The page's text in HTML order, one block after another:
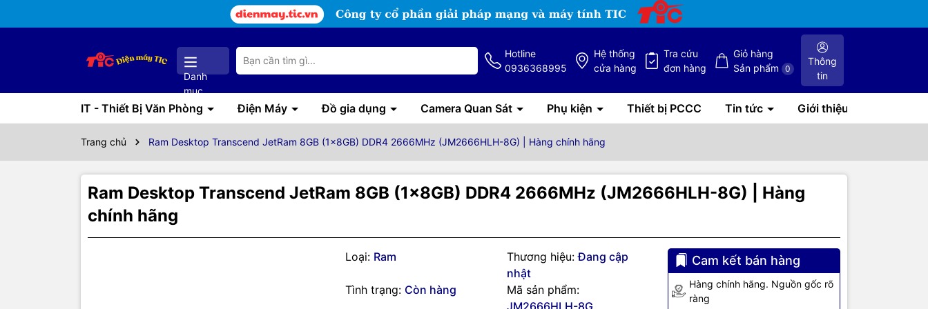
Danh
mục
Hotline
0936368995
Hệ thống
cửa hàng
Tra cứu
đơn hàng
Giỏ hàng
Sản phẩm
0
Thông
tin
IT - Thiết Bị Văn Phòng Điện Máy Đồ gia dụng Camera Quan Sát Phụ kiện Thiết bị PCCC Tin tức Giới thiệu
Trang chủ Ram Desktop Transcend JetRam 8GB (1x8GB) DDR4 2666MHz (JM2666HLH-8G) | Hàng chính hãng
Ram Desktop Transcend JetRam 8GB (1x8GB) DDR4 2666MHz (JM2666HLH-8G) | Hàng
chính hãng
Loại: Ram Thương hiệu: Đang cập
nhật
Tình trạng: Còn hàng
Mã sản phẩm:
JM2666HLH-8G
Cam kết bán hàng
Hàng chính hãng. Nguồn gốc rõ
ràng
JetRam